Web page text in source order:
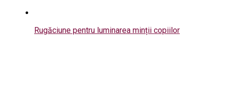
Rugăciune pentru luminarea minții copiilor